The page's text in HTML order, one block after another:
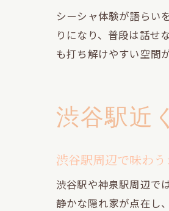
シーシャ体験が語らい
りになり、普段は話せ
も打ち解けやすい空間
渋谷駅近
渋谷駅周辺で味わ
渋谷駅や神泉駅周辺で
静かな隠れ家が点在し